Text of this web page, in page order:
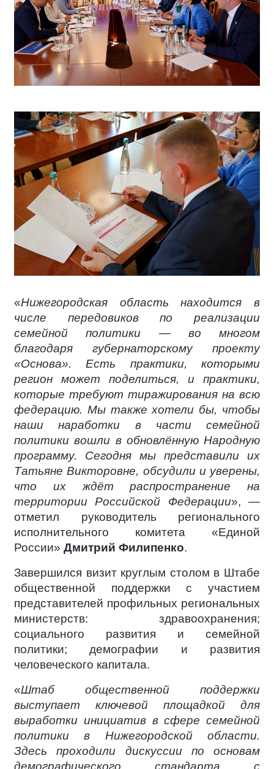
«Нижегородская область находится в
числе передовиков по реализации
семейной политики — во многом
благодаря губернаторскому проекту
«Основа». Есть практики, которыми
регион может поделиться, и практики,
которые требуют тиражирования на всю
федерацию. Мы также хотели бы, чтобы
наши наработки в части семейной
политики вошли в обновлённую Народную
программу. Сегодня мы представили их
Татьяне Викторовне, обсудили и уверены,
что их ждёт распространение на
территории Российской Федерации», —
отметил руководитель регионального
исполнительного комитета «Единой
России» Дмитрий Филипенко.
Завершился визит круглым столом в Штабе
общественной поддержки с участием
представителей профильных региональных
министерств: здравоохранения;
социального развития и семейной
политики; демографии и развития
человеческого капитала.
«Штаб общественной поддержки
выступает ключевой площадкой для
выработки инициатив в сфере семейной
политики в Нижегородской области.
Здесь проходили дискуссии по основам
демографического стандарта с